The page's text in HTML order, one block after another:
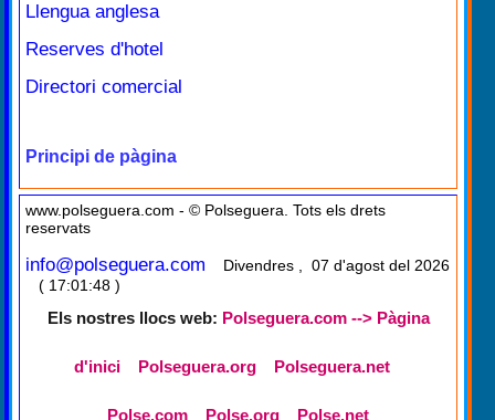
Llengua anglesa
Reserves d'hotel
Directori comercial
Principi de pàgina
www.polseguera.com - © Polseguera. Tots els drets
reservats
info@polseguera.com
Divendres , 07 d'agost del 2026
( 17:01:48 )
Els nostres llocs web: Polseguera.com --> Pàgina
d'inici Polseguera.org Polseguera.net
Polse.com Polse.org Polse.net